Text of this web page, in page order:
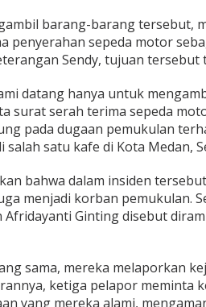
barang-barang tersebut,
penyerahan sepeda motor
Sendy, tujuan tersebut
datang hanya untuk
surat serah terima sepeda
pada dugaan pemukulan
salah satu kafe di Kota Medan,
bahwa dalam insiden
menjadi korban pemukulan.
Afridayanti Ginting disebut
sama, mereka melaporkan
ketiga pelapor meminta
yang mereka alami,